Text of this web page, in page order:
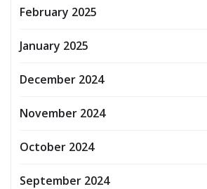
February 2025
January 2025
December 2024
November 2024
October 2024
September 2024